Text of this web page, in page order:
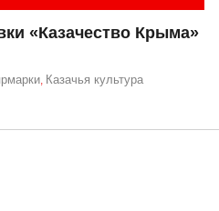
«Казачество Крыма»
Казачья культура